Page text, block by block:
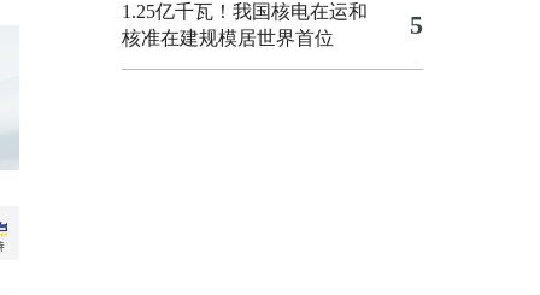
1.25亿千瓦！我国核电在运和
核准在建规模居世界首位
5